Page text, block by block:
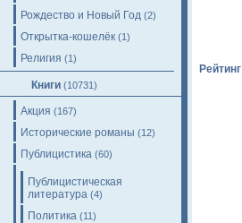
Рождество и Новый Год (2)
Открытка-кошелёк (1)
Религия (1)
Книги (10731)
Акция (167)
Исторические романы (12)
Публицистика (60)
Публицистическая
литература (4)
Политика (11)
Рейтинг